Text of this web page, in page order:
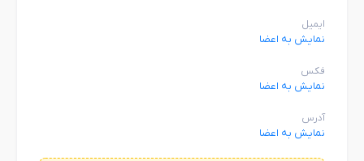
ایمیل
نمایش به اعضا
فکس
نمایش به اعضا
آدرس
نمایش به اعضا